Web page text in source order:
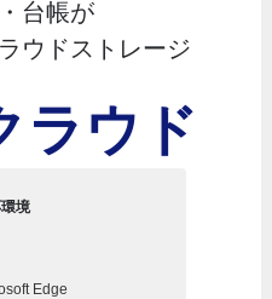
台帳が
ウドストレージ
ラウド
境
Edge